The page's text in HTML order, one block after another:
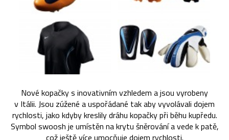
Nové kopačky s inovativním vzhledem a jsou vyrobeny
v Itálii. Jsou zúžené a uspořádané tak aby vyvolávali dojem
rychlosti, jako kdyby kreslily dráhu kopačky při běhu kupředu.
Symbol swoosh je umístěn na krytu šněrování a vede k patě,
což ještě více umocňuje dojem rychlosti.